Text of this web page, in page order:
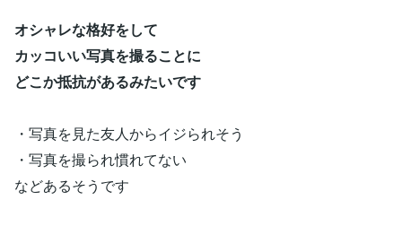
オシャレな格好をして
カッコいい写真を撮ることに
どこか抵抗があるみたいです
・写真を見た友人からイジられそう
・写真を撮られ慣れてない
などあるそうです